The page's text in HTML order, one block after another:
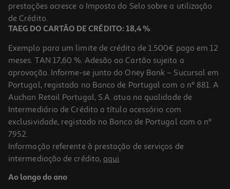
3,49 €
Caneca Audrey Actuel Vidro 25cl
1.99 €/un
prestações acresce o Imposto do Selo sobre a utilização
de Crédito.
TAEG DO CARTÃO DE CRÉDITO: 18,4 %
Exemplo para um limite de crédito de 1.500€ pago em 12
meses. TAN 17,60 %. Adesão ao Cartão sujeita a
aprovação. Informe-se junto do Oney Bank – Sucursal em
Portugal, registado no Banco de Portugal com o nº 881. A
Auchan Retail Portugal, S.A. atua na qualidade de
Intermediário de Crédito a título acessório com
exclusividade, registado no Banco de Portugal com o nº
7952.
Informação referente à prestação de serviços de
intermediação de crédito, aqui.
Ao longo do ano